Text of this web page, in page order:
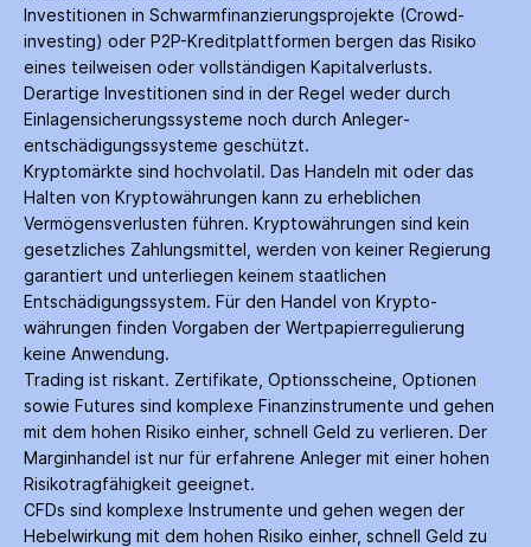
Investitionen in Schwarm­finanzierungs­projekte (Crowd­
investing) oder P2P-Kredit­plattformen bergen das Risiko
eines teilweisen oder vollständigen Kapitalverlusts.
Derartige Investitionen sind in der Regel weder durch
Einlagen­sicherungs­systeme noch durch Anleger­
entschädigungs­systeme geschützt.
Kryptomärkte sind hochvolatil. Das Handeln mit oder das
Halten von Krypto­währungen kann zu erheblichen
Vermögensverlusten führen. Krypto­währungen sind kein
gesetzliches Zahlungs­mittel, werden von keiner Regierung
garantiert und unterliegen keinem staatlichen
Entschädigungs­system. Für den Handel von Krypto­
währungen finden Vorgaben der Wertpapier­regulierung
keine Anwendung.
Trading ist riskant. Zertifikate, Options­scheine, Optionen
sowie Futures sind komplexe Finanz­instrumente und gehen
mit dem hohen Risiko einher, schnell Geld zu verlieren. Der
Margin­handel ist nur für erfahrene Anleger mit einer hohen
Risiko­tragfähigkeit geeignet.
CFDs sind komplexe Instrumente und gehen wegen der
Hebelwirkung mit dem hohen Risiko einher, schnell Geld zu